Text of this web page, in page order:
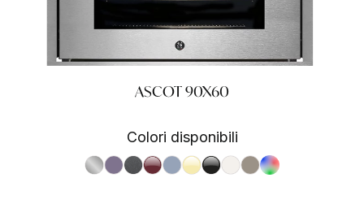
ASCOT 90X60
Colori disponibili
S.Steel SS
Ametista AA
Antracite AN
Bordeaux BR
Celeste CE
Crema CR
Nero BA
Nuvola NA
Sabbia SA
RAL